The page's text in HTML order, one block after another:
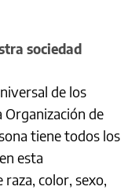
sociedad
de los
Organización de
tiene todos los
esta
color, sexo,